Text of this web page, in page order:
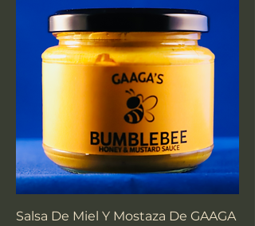
Salsa De Miel Y Mostaza De GAAGA